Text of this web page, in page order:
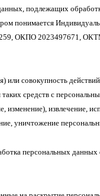
подлежащих
понимается
ОКПО 2023497671,
совокупность
средств с
извлечение,
уничтожение
персональных